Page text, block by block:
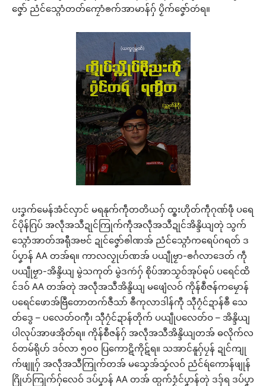
ဇၞော် ညံင်သ္ဂောံတတ်ကၠောံၜက်အာမာန်ဂှ် ပၟိက်ဇၞော်တဴရ။
ပးဒၞက်မေန်အံင်လှာင် မရနုက်ကဵုတတိယဂှ် ထ္ၜးဟိုတ်ကဵုဂုဏ်ဖဵု ပရေ
င်ပိုန်ဂြပ် အလဵုအသဳဍုင်ကြုက်ကဵုအလဵုအသဳဍုင်အိန္ဒိယျတုဲ သွက်
သ္ဂောံအာတ်အရီုအဗင် ဍုင်ဇၞော်ၜါဏအ် ညံင်သ္ဂောံကရေပ်ဂရတ် ဒ
ပ်ပၞာန် AA တအ်ရ။ ကာလလၟုဟ်ဏအ် ပယျဵုဗၟာ-ၜင်္ဂလာဒေတ် ကဵု
ပယျဵုဗၟာ-အိန္ဒိယျ မွဲသကုတ် မွဲဒကဴဂှ် စိုပ်အာသၟဝ်အုပ်ဓုပ် ပရေင်ထိ
င်ဒဝ် AA တအ်တုဲ အလဵုအသဳအိန္ဒိယျ မဖျေံလဝ် ကိုန်စဳဇန်ကမၠောန်
ပရေင်ဖောအ်ဗြဳတောတက်ဇဳသာ် ၜဳကုလာဒါန်ကီု သီုဂၠံင်ဍာန်ၜဳ သေ
တ်ဒွေ – ပလေတ်ဝကီု၊ သီုဂၠံင်ဍာန်တိုက် ပယျဵုပလေတ်ဝ – အိန္ဒိယျ
ပါလုပ်အာဖအိုတ်ရ။ ကိုန်စဳဇန်ဂှ် အလဵုအသဳအိန္ဒိယျတအ် ဓလိုက်လ
ဝ်တမ်ရိုဟ် ဒဝ်လာ ၅၀၀ ပြကောဋိကိုဋ်ရ။ သအာင်နူဂှ်ပၠန် ဍုင်ကျု
က်ဖျူဂှ် အလဵုအသဳကြုက်တအ် မသၞေအ်သၞဴလဝ် ညံင်ရဴကောန်ဖျုန်
ဂြိုဟ်ကြုက်ဂှ်လေဝ် ဒပ်ပၞာန် AA တအ် ထ္ပက်ဒၟံင်ပၞာန်တုဲ ဒဒှ်ရ ဒပ်ပၞာ